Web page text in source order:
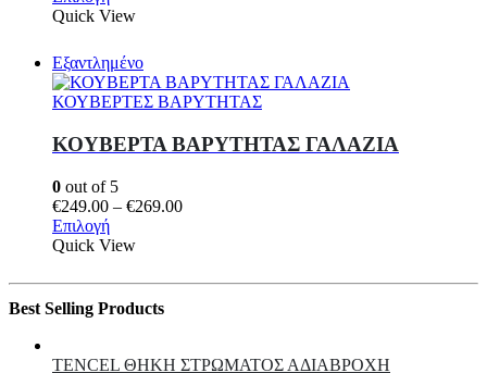
του
το
έχει
πολλαπλές
παραλλαγές.
Οι
μπορούν
επιλεγούν
στη
σελίδα
του
Quick View
Εξαντλημένο
ΚΟΥΒΕΡΤΕΣ ΒΑΡΥΤΗΤΑΣ
ΚΟΥΒΕΡΤΑ ΒΑΡΥΤΗΤΑΣ ΓΑΛΑΖΙΑ
0 out of 5
€249.00 – €269.00Price
€269.00
ΕπιλογήΑυτό
το
έχει
πολλαπλές
επιλογές
Quick View
Best Selling Products
TENCEL ΘΗΚΗ ΣΤΡΩΜΑΤΟΣ ΑΔΙΑΒΡΟΧΗ